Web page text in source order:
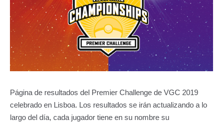
Página de resultados del Premier Challenge de VGC 2019
celebrado en Lisboa. Los resultados se irán actualizando a lo
largo del día, cada jugador tiene en su nombre su